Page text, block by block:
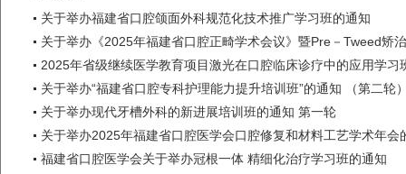
关于举办福建省口腔颌面外科规范化技术推广学习班的通知
关于举办《2025年福建省口腔正畸学术会议》暨Pre－Tweed矫
2025年省级继续医学教育项目激光在口腔临床诊疗中的应用学习
关于举办“福建省口腔专科护理能力提升培训班”的通知 （第二轮
关于举办现代牙槽外科的新进展培训班的通知 第一轮
关于举办2025年福建省口腔医学会口腔修复和材料工艺学术年会
福建省口腔医学会关于举办冠根一体 精细化治疗学习班的通知